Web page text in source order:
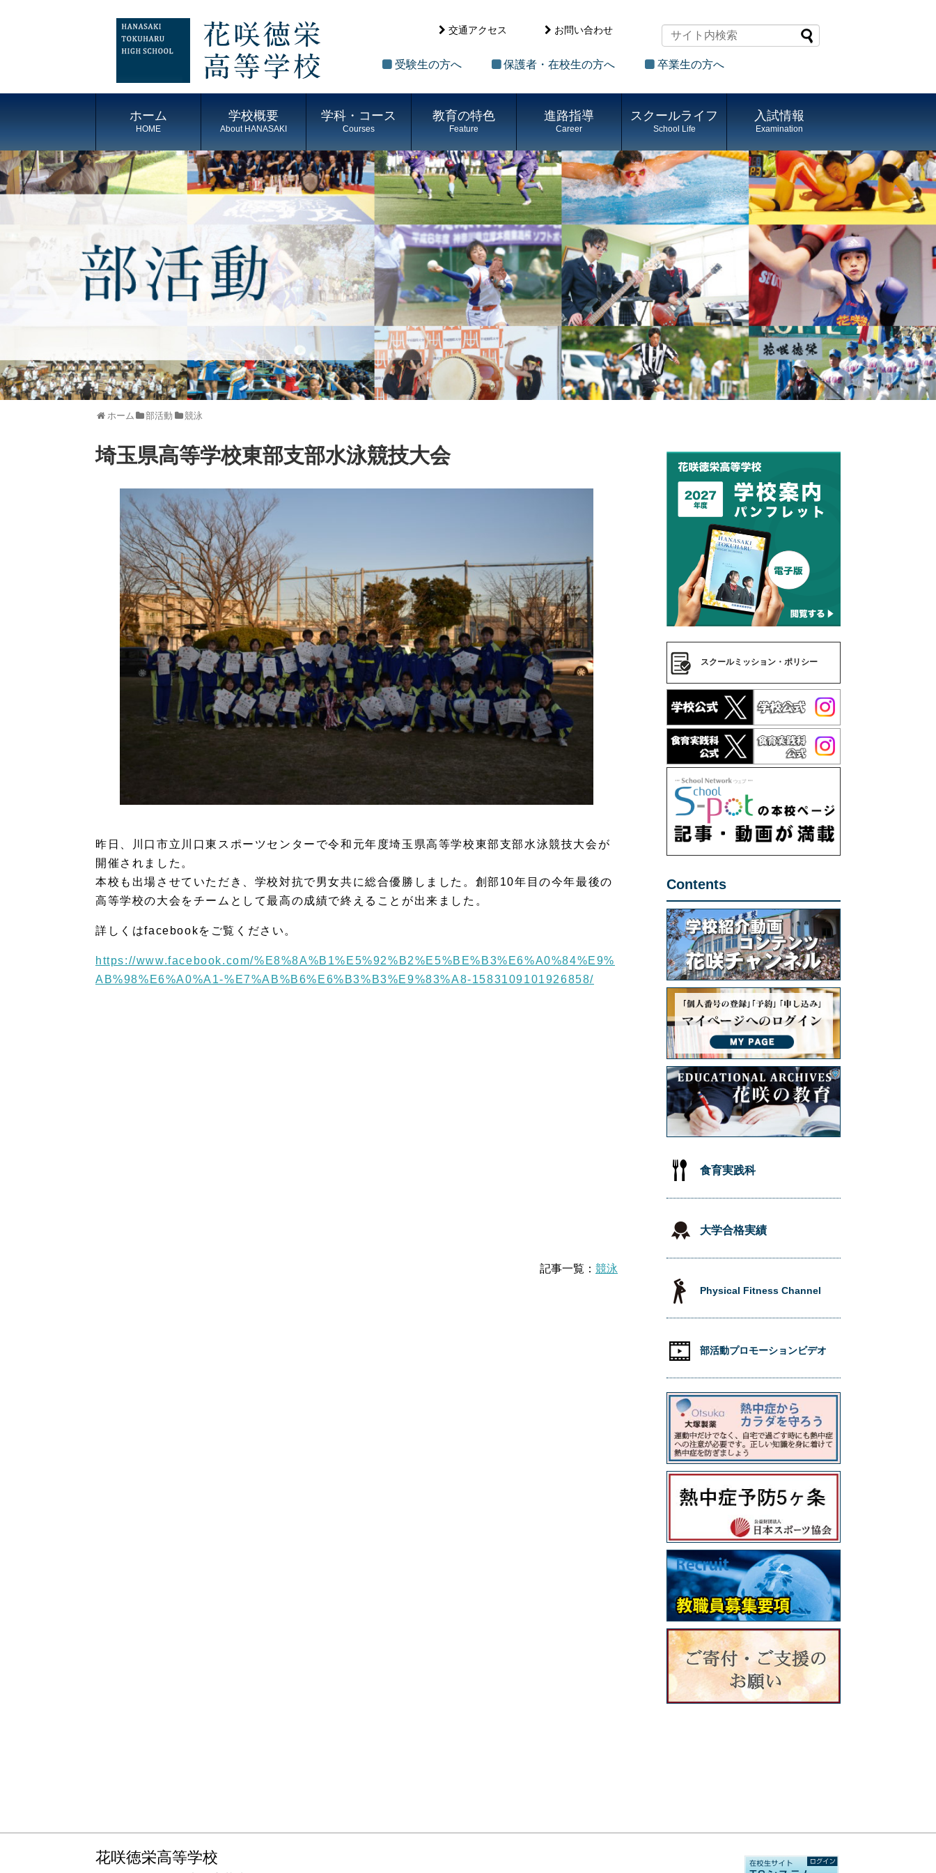
交通アクセス お問い合わせ
受験生の方へ 保護者・在校生の方へ 卒業生の方へ
ホーム
HOME
学校概要
About HANASAKI
学科・コース
Courses
教育の特色
Feature
進路指導
Career
スクールライフ
School Life
入試情報
Examination
ホーム 部活動 競泳
埼玉県高等学校東部支部水泳競技大会
昨日、川口市立川口東スポーツセンターで令和元年度埼玉県高等学校東部支部水泳競技大会が
開催されました。
本校も出場させていただき、学校対抗で男女共に総合優勝しました。創部10年目の今年最後の
高等学校の大会をチームとして最高の成績で終えることが出来ました。
詳しくはfacebookをご覧ください。
https://www.facebook.com/%E8%8A%B1%E5%92%B2%E5%BE%B3%E6%A0%84%E9%
AB%98%E6%A0%A1-%E7%AB%B6%E6%B3%B3%E9%83%A8-1583109101926858/
記事一覧： 競泳
スクールミッション・ポリシー
Contents
食育実践科
大学合格実績
Physical Fitness Channel
部活動プロモーションビデオ
花咲徳栄高等学校